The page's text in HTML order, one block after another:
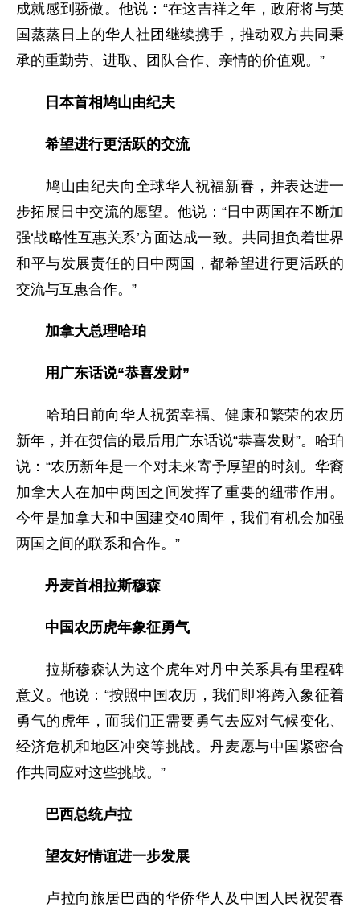
成就感到骄傲。他说：“在这吉祥之年，政府将与英
国蒸蒸日上的华人社团继续携手，推动双方共同秉
承的重勤劳、进取、团队合作、亲情的价值观。”
日本首相鸠山由纪夫
希望进行更活跃的交流
鸠山由纪夫向全球华人祝福新春，并表达进一
步拓展日中交流的愿望。他说：“日中两国在不断加
强‘战略性互惠关系’方面达成一致。共同担负着世界
和平与发展责任的日中两国，都希望进行更活跃的
交流与互惠合作。”
加拿大总理哈珀
用广东话说“恭喜发财”
哈珀日前向华人祝贺幸福、健康和繁荣的农历
新年，并在贺信的最后用广东话说“恭喜发财”。哈珀
说：“农历新年是一个对未来寄予厚望的时刻。华裔
加拿大人在加中两国之间发挥了重要的纽带作用。
今年是加拿大和中国建交40周年，我们有机会加强
两国之间的联系和合作。”
丹麦首相拉斯穆森
中国农历虎年象征勇气
拉斯穆森认为这个虎年对丹中关系具有里程碑
意义。他说：“按照中国农历，我们即将跨入象征着
勇气的虎年，而我们正需要勇气去应对气候变化、
经济危机和地区冲突等挑战。丹麦愿与中国紧密合
作共同应对这些挑战。”
巴西总统卢拉
望友好情谊进一步发展
卢拉向旅居巴西的华侨华人及中国人民祝贺春